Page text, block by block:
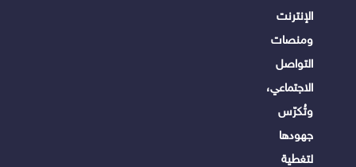
الإنترنت
ومنصات
التواصل
الاجتماعي،
وتُكرّس
جهودها
لتغطية